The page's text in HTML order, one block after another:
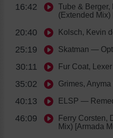
16:42 Tube & Berger,
(Extended Mix)
20:40 Kolsch, Kevin
25:19 Skatman —
30:11 Fur Coat, Lexer
35:02 Grimes, Anyma
40:13 ELSP —
46:09 Ferry Corsten,
Mix) [Armada